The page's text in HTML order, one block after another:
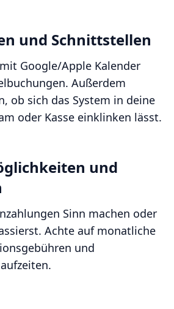
und Schnittstellen
Google/Apple Kalender
Außerdem
ob sich das System in deine
oder Kasse einklinken lässt.
und
Sinn machen oder
Achte auf monatliche
und